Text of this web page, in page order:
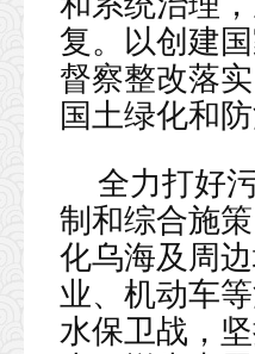
复。以创建
督察整改落
国土绿化和
全力打好
制和综合施
化乌海及周
业、机动车
水保卫战，